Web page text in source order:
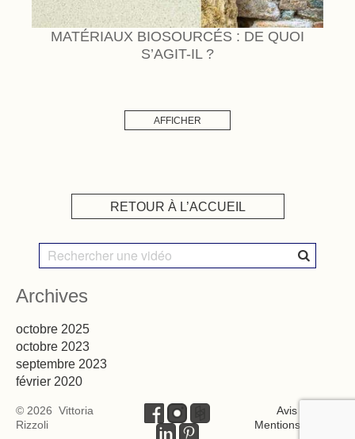
MATÉRIAUX BIOSOURCÉS : DE QUOI
S’AGIT-IL ?
AFFICHER
RETOUR À L’ACCUEIL
Archives
octobre 2025
octobre 2023
septembre 2023
février 2020
© 2026 Vittoria
Rizzoli
Avis clients
Mentions légales